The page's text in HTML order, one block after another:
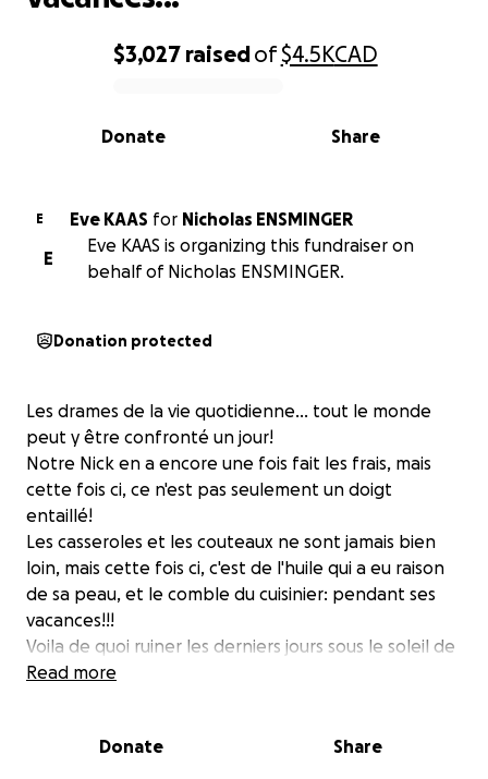
0% complete
$3,027 raisedof$4.5KCAD
Share
Donate
E Eve KAAS for Nicholas ENSMINGER
E
Eve KAAS is organizing this fundraiser on
behalf of Nicholas ENSMINGER.
Donation protected
Les drames de la vie quotidienne... tout le monde
peut y être confronté un jour!
Notre Nick en a encore une fois fait les frais, mais
cette fois ci, ce n'est pas seulement un doigt
entaillé!
Les casseroles et les couteaux ne sont jamais bien
loin, mais cette fois ci, c'est de l'huile qui a eu raison
de sa peau, et le comble du cuisinier: pendant ses
vacances!!!
Voila de quoi ruiner les derniers jours sous le soleil de
Gaspésie...
l'urgence, le voila avec des brûlures au second et
Read more
Donate Share